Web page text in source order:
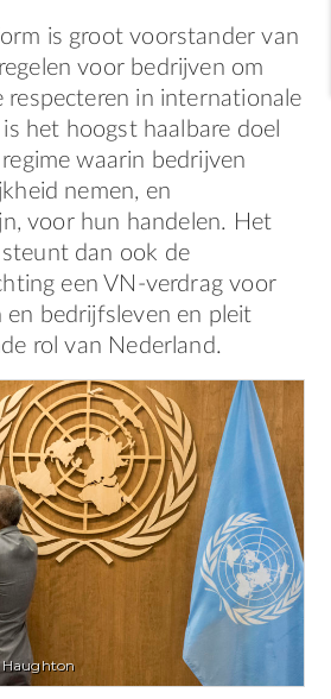
is groot voorstander van
voor bedrijven om
respecteren in internationale
het hoogst haalbare doel
waarin bedrijven
nemen, en
voor hun handelen. Het
dan ook de
een VN-verdrag voor
en bedrijfsleven en pleit
rol van Nederland.
Haughton